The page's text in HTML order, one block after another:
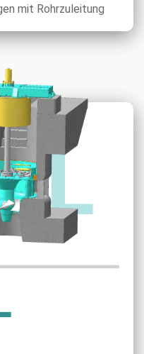
mit Rohrzuleitung